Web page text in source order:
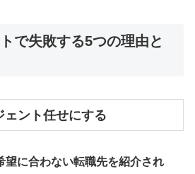
で失敗する5つの理由と
ェント任せにする
望に合わない転職先を紹介され